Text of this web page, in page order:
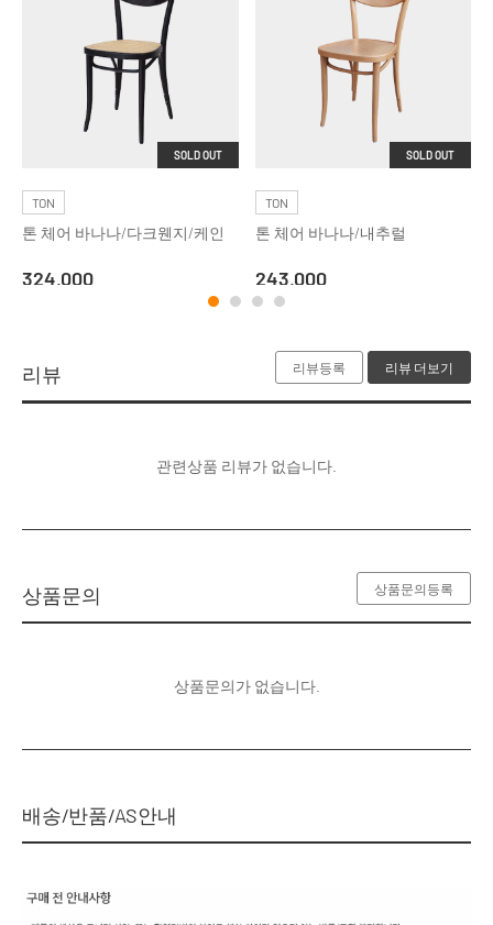
SOLD OUT
TON
톤 체어 바나나/다크웬지/케인
324,000
SOLD OUT
TON
톤 체어 바나나/내추럴
243,000
리뷰 리뷰등록 리뷰 더보기
관련상품 리뷰가 없습니다.
상품문의 상품문의등록
상품문의가 없습니다.
배송/반품/AS안내